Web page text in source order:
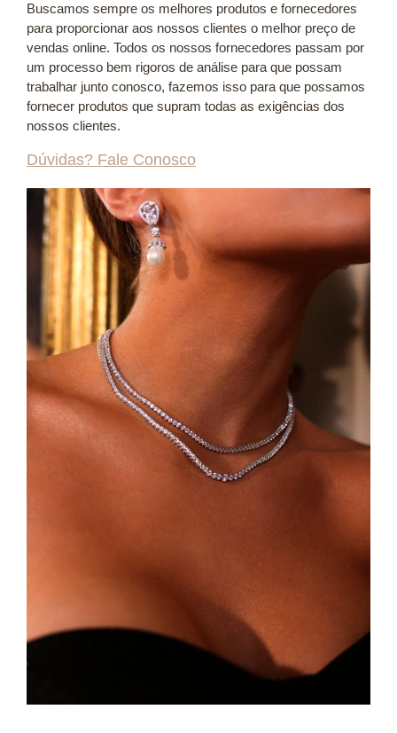
Buscamos sempre os melhores produtos e fornecedores
para proporcionar aos nossos clientes o melhor preço de
vendas online. Todos os nossos fornecedores passam por
um processo bem rigoros de análise para que possam
trabalhar junto conosco, fazemos isso para que possamos
fornecer produtos que supram todas as exigências dos
nossos clientes.
Dúvidas? Fale Conosco